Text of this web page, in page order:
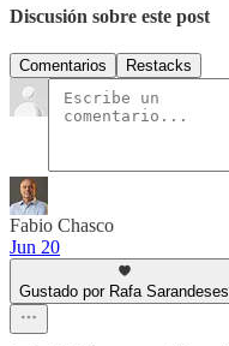
Discusión sobre este post
Comentarios Restacks
Fabio Chasco
Jun 20
Gustado por Rafa Sarandeses